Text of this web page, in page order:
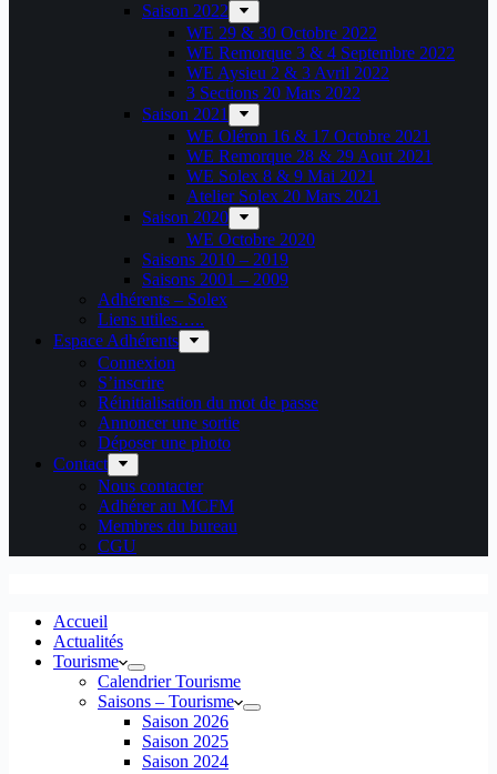
Saison 2022
WE 29 & 30 Octobre 2022
WE Remorque 3 & 4 Septembre 2022
WE Aysieu 2 & 3 Avril 2022
3 Sections 20 Mars 2022
Saison 2021
WE Oléron 16 & 17 Octobre 2021
WE Remorque 28 & 29 Aout 2021
WE Solex 8 & 9 Mai 2021
Atelier Solex 20 Mars 2021
Saison 2020
WE Octobre 2020
Saisons 2010 – 2019
Saisons 2001 – 2009
Adhérents – Solex
Liens utiles…..
Espace Adhérents
Connexion
S’inscrire
Réinitialisation du mot de passe
Annoncer une sortie
Déposer une photo
Contact
Nous contacter
Adhérer au MCFM
Membres du bureau
CGU
Accueil
Actualités
Tourisme
Calendrier Tourisme
Saisons – Tourisme
Saison 2026
Saison 2025
Saison 2024